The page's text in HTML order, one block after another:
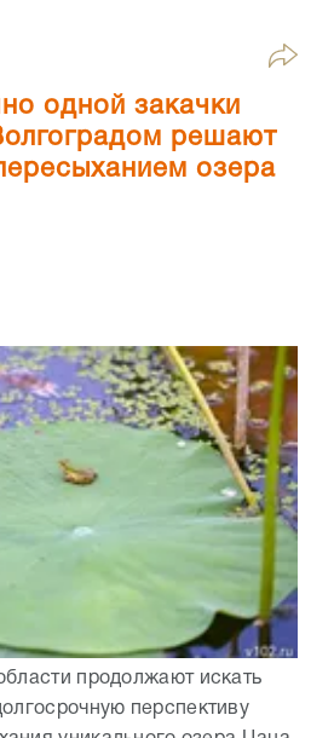
одной закачки
решают
озера
продолжают искать
перспективу